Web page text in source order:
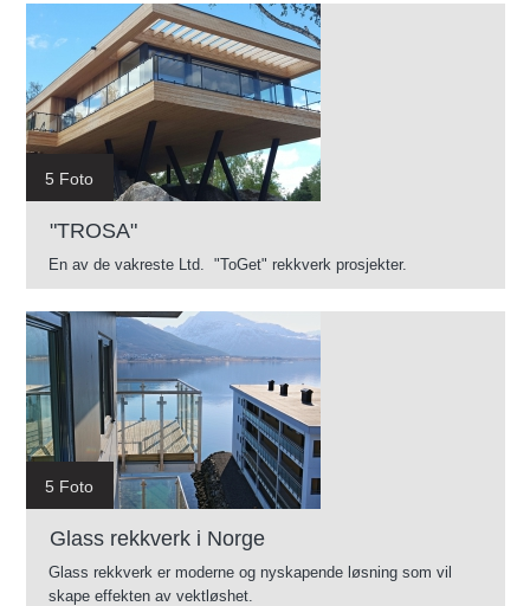
5 Foto
"TROSA"
En av de vakreste Ltd. "ToGet" rekkverk prosjekter.
5 Foto
Glass rekkverk i Norge
Glass rekkverk er moderne og nyskapende løsning som vil
skape effekten av vektløshet.